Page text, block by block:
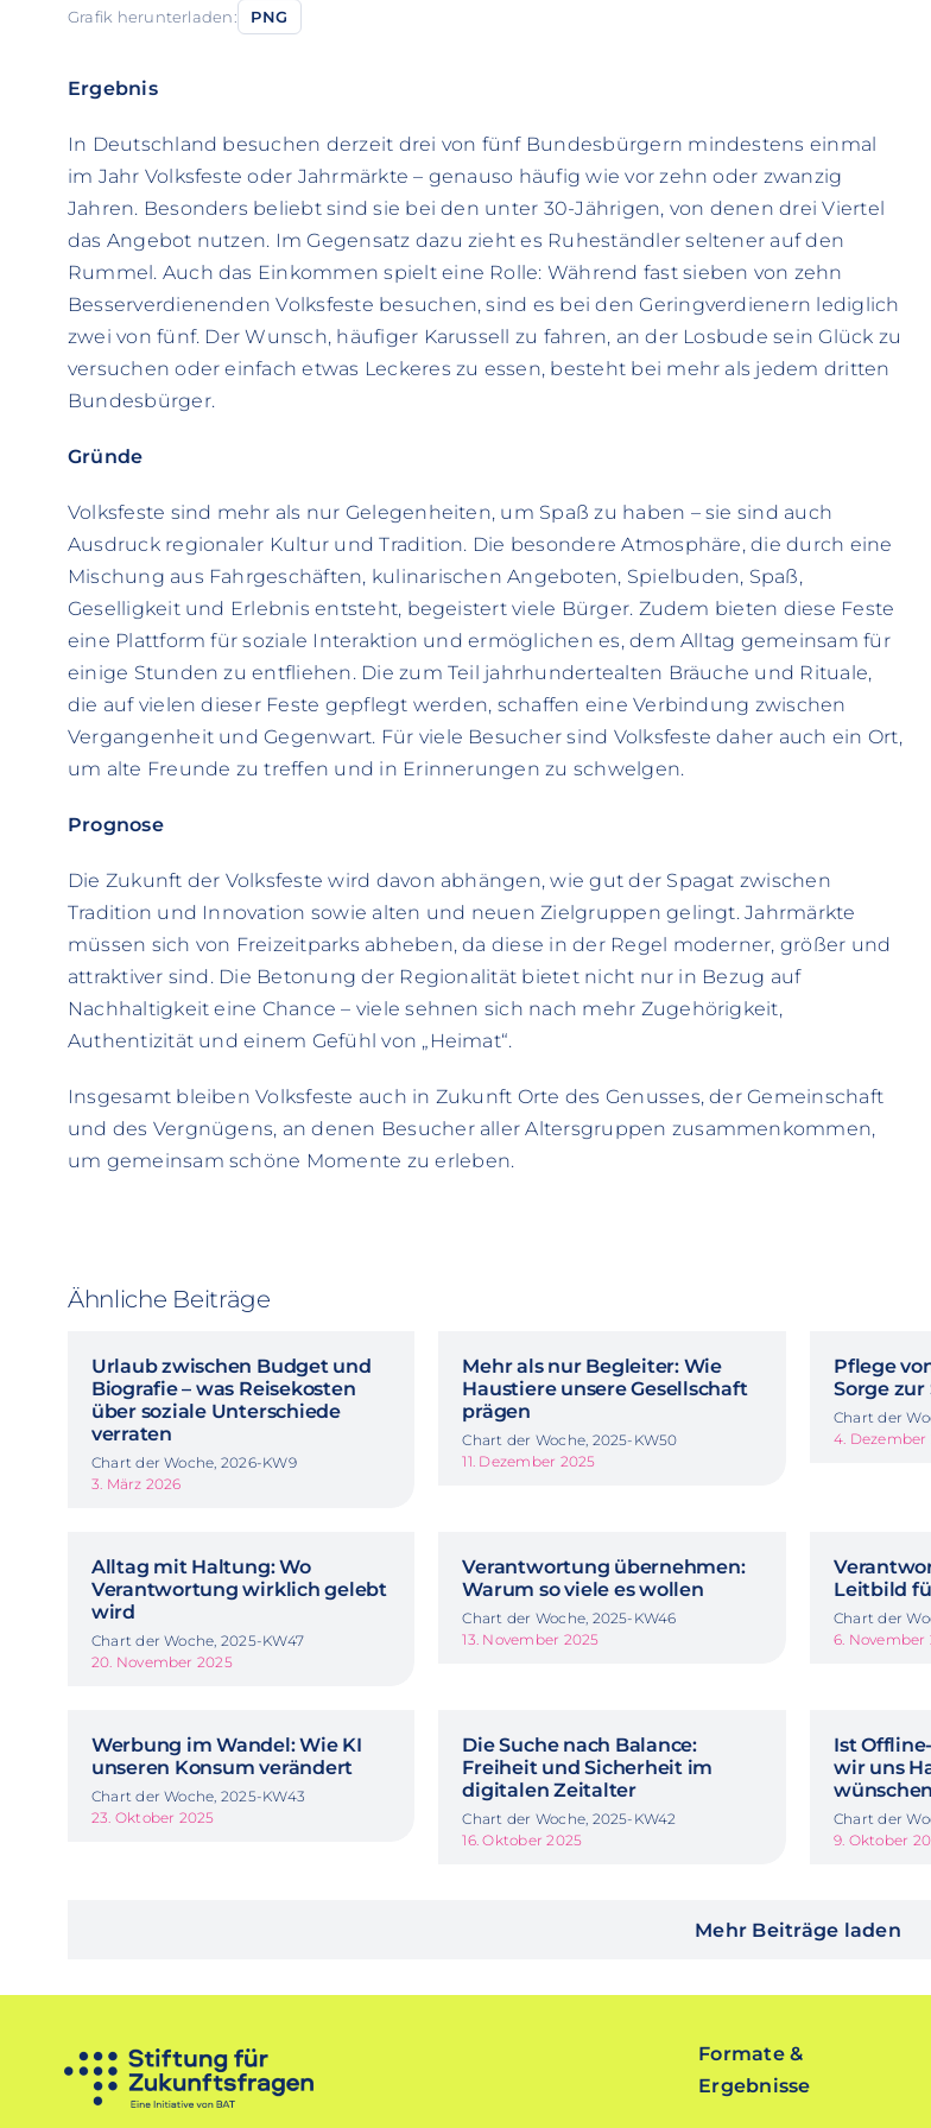
Grafik herunterladen: PNG
Ergebnis
In Deutschland besuchen derzeit drei von fünf Bundesbürgern mindestens einmal
im Jahr Volksfeste oder Jahrmärkte – genauso häufig wie vor zehn oder zwanzig
Jahren. Besonders beliebt sind sie bei den unter 30-Jährigen, von denen drei Viertel
das Angebot nutzen. Im Gegensatz dazu zieht es Ruheständler seltener auf den
Rummel. Auch das Einkommen spielt eine Rolle: Während fast sieben von zehn
Besserverdienenden Volksfeste besuchen, sind es bei den Geringverdienern lediglich
zwei von fünf. Der Wunsch, häufiger Karussell zu fahren, an der Losbude sein Glück zu
versuchen oder einfach etwas Leckeres zu essen, besteht bei mehr als jedem dritten
Bundesbürger.
Gründe
Volksfeste sind mehr als nur Gelegenheiten, um Spaß zu haben – sie sind auch
Ausdruck regionaler Kultur und Tradition. Die besondere Atmosphäre, die durch eine
Mischung aus Fahrgeschäften, kulinarischen Angeboten, Spielbuden, Spaß,
Geselligkeit und Erlebnis entsteht, begeistert viele Bürger. Zudem bieten diese Feste
eine Plattform für soziale Interaktion und ermöglichen es, dem Alltag gemeinsam für
einige Stunden zu entfliehen. Die zum Teil jahrhundertealten Bräuche und Rituale,
die auf vielen dieser Feste gepflegt werden, schaffen eine Verbindung zwischen
Vergangenheit und Gegenwart. Für viele Besucher sind Volksfeste daher auch ein Ort,
um alte Freunde zu treffen und in Erinnerungen zu schwelgen.
Prognose
Die Zukunft der Volksfeste wird davon abhängen, wie gut der Spagat zwischen
Tradition und Innovation sowie alten und neuen Zielgruppen gelingt. Jahrmärkte
müssen sich von Freizeitparks abheben, da diese in der Regel moderner, größer und
attraktiver sind. Die Betonung der Regionalität bietet nicht nur in Bezug auf
Nachhaltigkeit eine Chance – viele sehnen sich nach mehr Zugehörigkeit,
Authentizität und einem Gefühl von „Heimat“.
Insgesamt bleiben Volksfeste auch in Zukunft Orte des Genusses, der Gemeinschaft
und des Vergnügens, an denen Besucher aller Altersgruppen zusammenkommen,
um gemeinsam schöne Momente zu erleben.
Ähnliche Beiträge
Urlaub zwischen Budget und
Biografie – was Reisekosten
über soziale Unterschiede
verraten
Chart der Woche, 2026-KW9
3. März 2026
Mehr als nur Begleiter: Wie
Haustiere unsere Gesellschaft
prägen
Chart der Woche, 2025-KW50
11. Dezember 2025
Pflege
Sorge
Chart der
4. Dezember
Alltag mit Haltung: Wo
Verantwortung wirklich gelebt
wird
Chart der Woche, 2025-KW47
20. November 2025
Verantwortung übernehmen:
Warum so viele es wollen
Chart der Woche, 2025-KW46
13. November 2025
Leitbild
Chart der
6. November
Werbung im Wandel: Wie KI
unseren Konsum verändert
Chart der Woche, 2025-KW43
23. Oktober 2025
Die Suche nach Balance:
Freiheit und Sicherheit im
digitalen Zeitalter
Chart der Woche, 2025-KW42
16. Oktober 2025
Ist
wir uns
wünschen
Chart der
9. Oktober
Mehr Beiträge laden
Formate &
Ergebnisse